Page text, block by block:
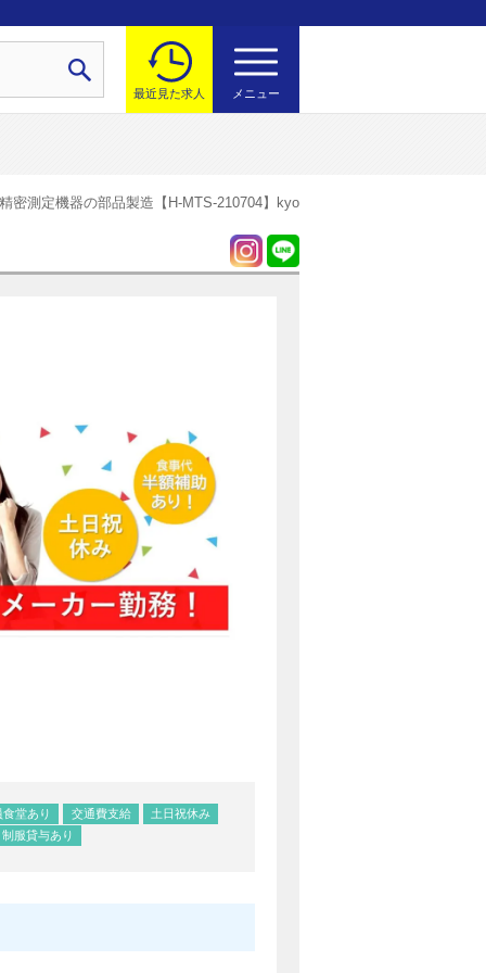
最近見た求人 メニュー
精密測定機器の部品製造【H-MTS-210704】kyo
食堂あり 交通費支給
土日祝休み
制服貸与あり